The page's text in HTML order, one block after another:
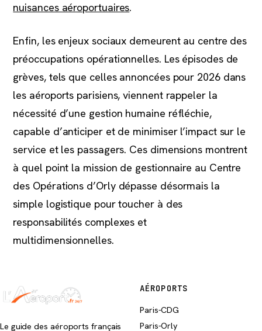
nuisances aéroportuaires.
Enfin, les enjeux sociaux demeurent au centre des
préoccupations opérationnelles. Les épisodes de
grèves, tels que celles annoncées pour 2026 dans
les aéroports parisiens, viennent rappeler la
nécessité d’une gestion humaine réfléchie,
capable d’anticiper et de minimiser l’impact sur le
service et les passagers. Ces dimensions montrent
à quel point la mission de gestionnaire au Centre
des Opérations d’Orly dépasse désormais la
simple logistique pour toucher à des
responsabilités complexes et
multidimensionnelles.
Le guide des aéroports français
AÉROPORTS
Paris-CDG
Paris-Orly